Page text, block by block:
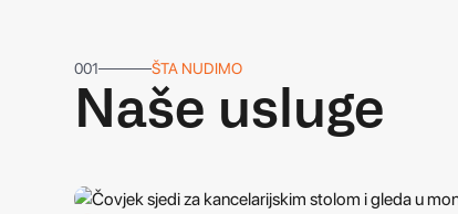
001 ŠTA NUDIMO
Naše usluge